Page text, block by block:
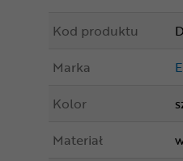
Kod produktu
Marka
Kolor
Materiał